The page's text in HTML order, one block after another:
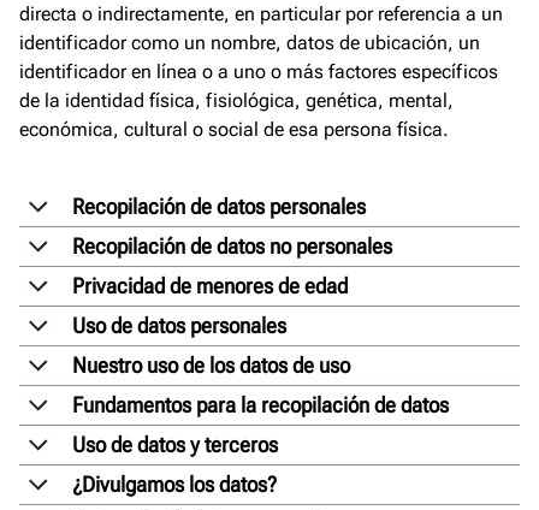
directa o indirectamente, en particular por referencia a un
identificador como un nombre, datos de ubicación, un
identificador en línea o a uno o más factores específicos
de la identidad física, fisiológica, genética, mental,
económica, cultural o social de esa persona física.
Recopilación de datos personales
Recopilación de datos no personales
Privacidad de menores de edad
Uso de datos personales
Nuestro uso de los datos de uso
Fundamentos para la recopilación de datos
Uso de datos y terceros
¿Divulgamos los datos?